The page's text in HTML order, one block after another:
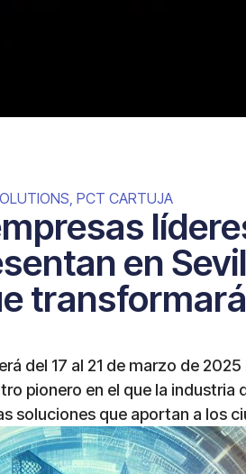
,PCT CARTUJA
en
del 17 al 21 de marzo de
pionero en el que la industria
soluciones que aportan a los